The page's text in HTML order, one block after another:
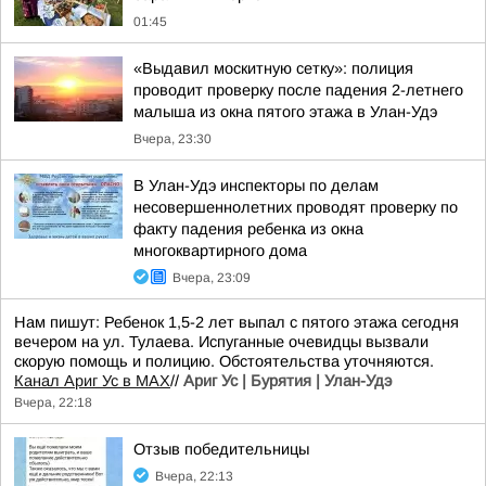
01:45
«Выдавил москитную сетку»: полиция
проводит проверку после падения 2-летнего
малыша из окна пятого этажа в Улан-Удэ
Вчера, 23:30
В Улан-Удэ инспекторы по делам
несовершеннолетних проводят проверку по
факту падения ребенка из окна
многоквартирного дома
Вчера, 23:09
Нам пишут: Ребенок 1,5-2 лет выпал с пятого этажа сегодня
вечером на ул. Тулаева. Испуганные очевидцы вызвали
скорую помощь и полицию. Обстоятельства уточняются.
Канал Ариг Ус в MAX// Ариг Ус | Бурятия | Улан-Удэ
Вчера, 22:18
Отзыв победительницы
Вчера, 22:13